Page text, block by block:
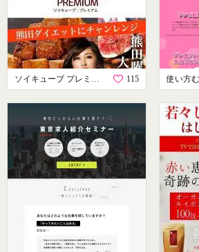
ソイキューブ プレミアム 115